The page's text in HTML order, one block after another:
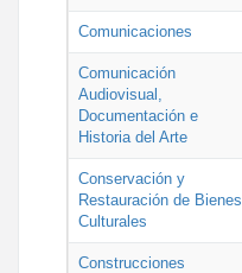
Comunicaciones
Comunicación
Audiovisual,
Documentación e
Historia del Arte
Conservación y
Restauración de Bienes
Culturales
Construcciones